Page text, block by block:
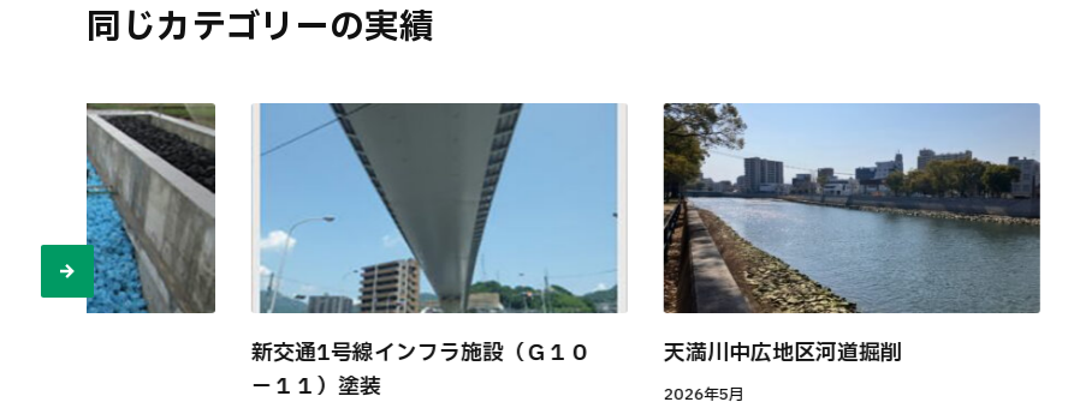
同じカテゴリーの実績
新交通1号線インフラ施設（Ｇ１０
−１１）塗装
天満川中広地区河道掘削
2026年5月